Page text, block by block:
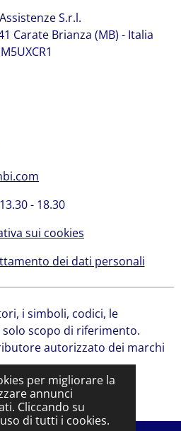
per migliorare la
annunci
Cliccando su
di tutti i cookies.
S.r.l.
Carate Brianza (MB) - Italia
- 18.30
sui cookies
dei dati personali
i simboli, codici, le
scopo di riferimento.
autorizzato dei marchi
Bobcat, Ricambi JCB